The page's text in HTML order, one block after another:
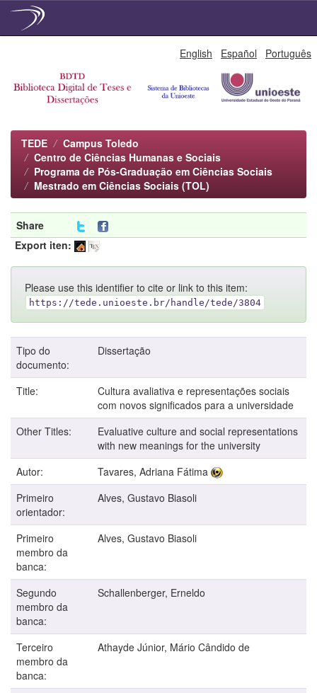
English Español Português
TEDE
Campus Toledo
Centro de Ciências Humanas e Sociais
Programa de Pós-Graduação em Ciências Sociais
Mestrado em Ciências Sociais (TOL)
Share
Export iten:
Please use this identifier to cite or link to this item:
https://tede.unioeste.br/handle/tede/3804
Tipo do
documento:
Dissertação
Title:
Cultura avaliativa e representações sociais
com novos significados para a universidade
Other Titles:
Evaluative culture and social representations
with new meanings for the university
Autor:
Tavares, Adriana Fátima
Primeiro
orientador:
Alves, Gustavo Biasoli
Primeiro
membro da
banca:
Alves, Gustavo Biasoli
Segundo
membro da
banca:
Schallenberger, Erneldo
Terceiro
membro da
banca:
Athayde Júnior, Mário Cândido de